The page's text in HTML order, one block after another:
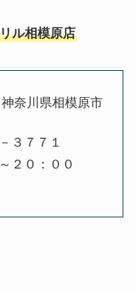
ル相模原店
奈川県相模原市
３７７１
２０：００